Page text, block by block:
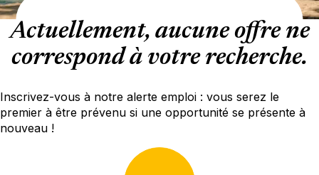
Actuellement, aucune offre ne
correspond à votre recherche.
Inscrivez-vous à notre alerte emploi : vous serez le
premier à être prévenu si une opportunité se présente à
nouveau !